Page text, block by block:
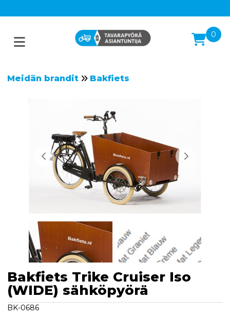
0
Meidän brandit Bakfiets
Bakfiets Trike Cruiser Iso
(WIDE) sähköpyörä
BK-0686